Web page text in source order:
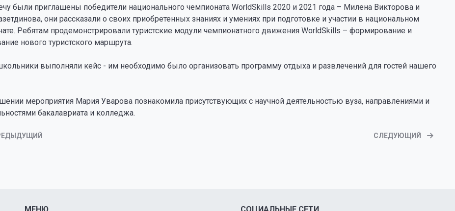
были приглашены победители национального чемпионата WorldSkills 2020 и 2021 года – Милена Викторова и
они рассказали о своих приобретенных знаниях и умениях при подготовке и участии в национальном
Ребятам продемонстрировали туристские модули чемпионатного движения WorldSkills – формирование и
нового туристского маршрута.
выполняли кейс - им необходимо было организовать программу отдыха и развлечений для гостей нашего
мероприятия Мария Уварова познакомила присутствующих с научной деятельностью вуза, направлениями и
бакалавриата и колледжа.
СЛЕДУЮЩИЙ